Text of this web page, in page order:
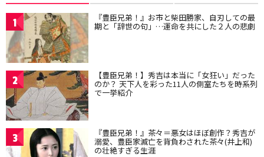
1 『豊臣兄弟！』お市と柴田勝家、自刃しての最
期と「辞世の句」…運命を共にした２人の悲劇
2 【豊臣兄弟！】秀吉は本当に「女狂い」だった
のか？ 天下人を彩った11人の側室たちを時系列
で一挙紹介
3 『豊臣兄弟！』茶々＝悪女はほぼ創作？秀吉が
溺愛、豊臣家滅亡を背負わされた茶々(井上和)
の壮絶すぎる生涯